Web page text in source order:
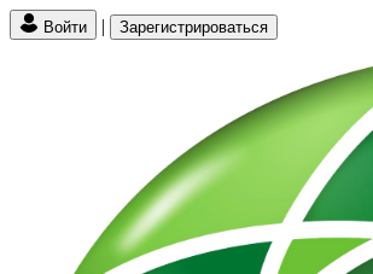
Войти | Зарегистрироваться